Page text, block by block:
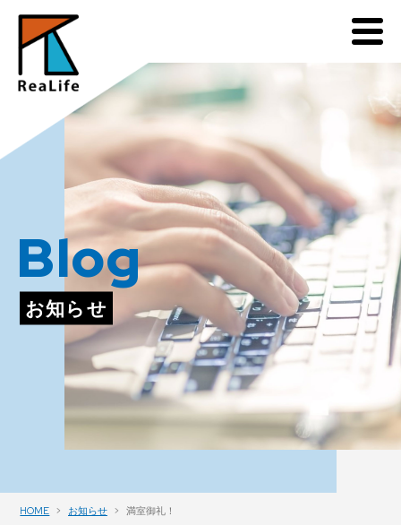
Blog
お知らせ
HOME お知らせ 満室御礼！